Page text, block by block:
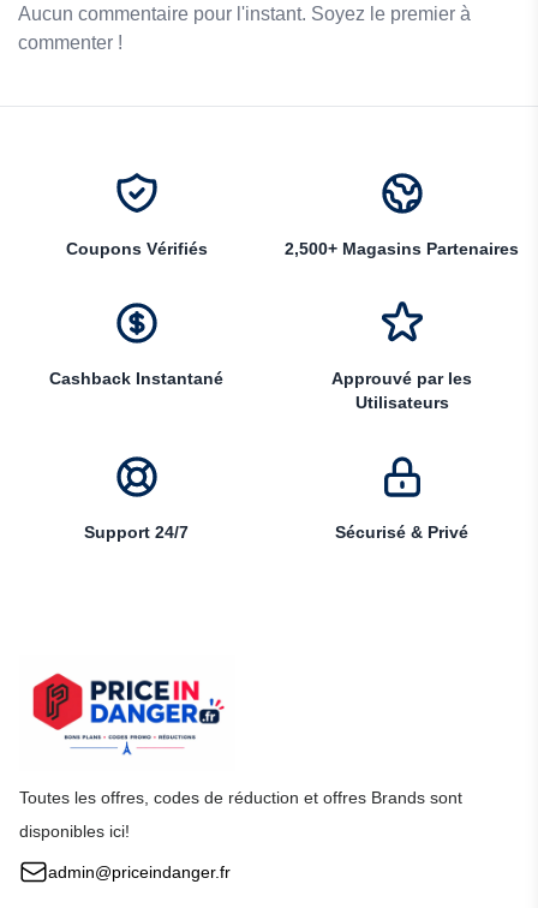
Aucun commentaire pour l'instant. Soyez le premier à
commenter !
Coupons Vérifiés 2,500+ Magasins Partenaires
Cashback Instantané
Approuvé par les
Utilisateurs
Support 24/7 Sécurisé & Privé
Toutes les offres, codes de réduction et offres Brands sont
disponibles ici!
admin@priceindanger.fr